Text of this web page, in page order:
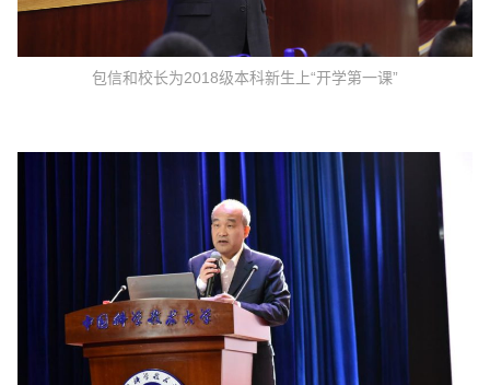
包信和校长为2018级本科新生上“开学第一课”